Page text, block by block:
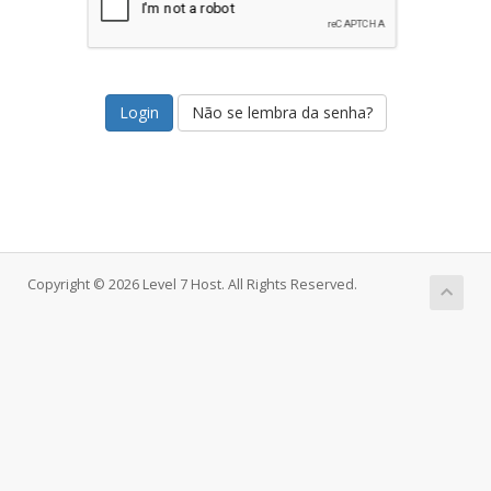
Não se lembra da senha?
Copyright © 2026 Level 7 Host. All Rights Reserved.